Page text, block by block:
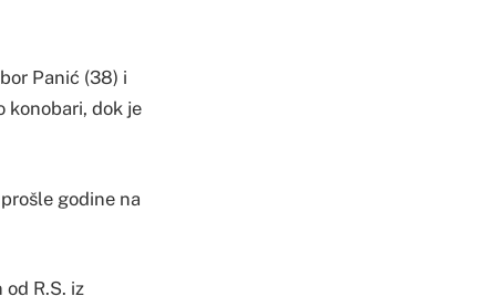
Panić (38) i
konobari, dok je
godine na
R.S. iz